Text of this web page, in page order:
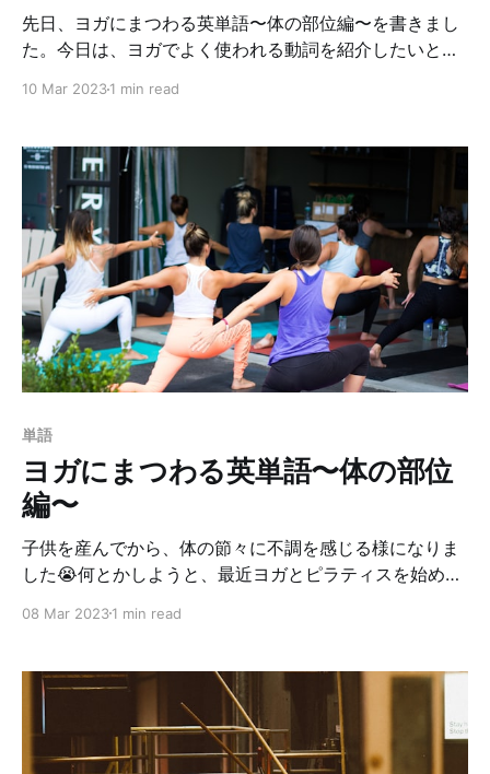
先日、ヨガにまつわる英単語〜体の部位編〜を書きまし
た。今日は、ヨガでよく使われる動詞を紹介したいと思
英語でヨガできる様になるかも！？Youtube等にいっぱ
い動画があるので、ぜひトライしてみてね！ （私はいつ
も英語字幕をつけてチラ見しながらやってます…笑）
10 Mar 20231 min read
単語
ヨガにまつわる英単語〜体の部位
編〜
子供を産んでから、体の節々に不調を感じる様になりま
した😭何とかしようと、最近ヨガとピラティスを始めま
スは教室に通っています🧘ただどちらも、インストラク
🤣 私の英語力が足りないのはもちろん、大きな原因は語
彙にある事に気がつきました。普段使わない単語がいっ
ぱい出てくるので、意味がわからないんだと…という事
で、自分の勉強も兼ねてヨガにまつわる英語を紹介した
08 Mar 20231 min read